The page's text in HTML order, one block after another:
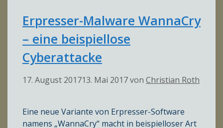
Erpresser-Malware WannaCry
– eine beispiellose
Cyberattacke
17. August 201713. Mai 2017von Christian Roth
Eine neue Variante von Erpresser-Software
namens „WannaCry“ macht in beispielloser Art